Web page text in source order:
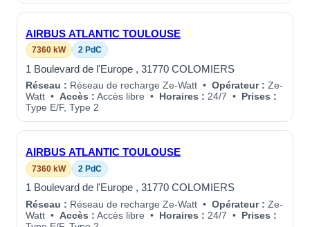
AIRBUS ATLANTIC TOULOUSE
7360 kW 2 PdC
1 Boulevard de l'Europe , 31770 COLOMIERS
Réseau : Réseau de recharge Ze-Watt • Opérateur : Ze-
Watt • Accès : Accès libre • Horaires : 24/7 • Prises :
Type E/F, Type 2
AIRBUS ATLANTIC TOULOUSE
7360 kW 2 PdC
1 Boulevard de l'Europe , 31770 COLOMIERS
Réseau : Réseau de recharge Ze-Watt • Opérateur : Ze-
Watt • Accès : Accès libre • Horaires : 24/7 • Prises :